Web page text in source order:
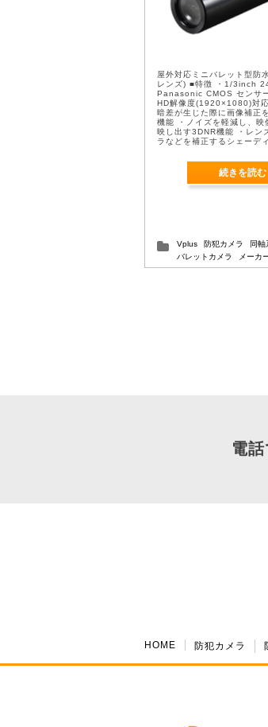
屋外対応ミニバレット型防
レンズ) ■特徴 ・1/3inch
Panasonic CMOS センサ
HD解像度(1920×1080)対
暗差が⽣じた際に画像補正
機能 ・ノイズを軽減し、映
映し出す3DNR機能 ・レン
ラなどを補正するシェーデ
続きを読む
Vplus 防犯カメラ
同軸
バレットカメラ
メーカ
電
HOME 防犯カメラ